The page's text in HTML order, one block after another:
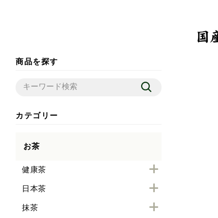
商品を探す
カテゴリー
お茶
健康茶
日本茶
抹茶